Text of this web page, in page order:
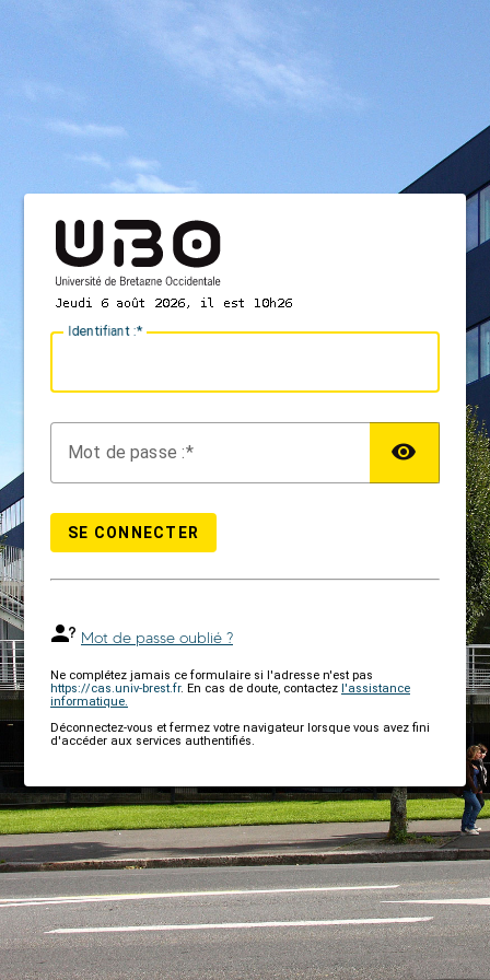
Identifiant :
Mot de passe :
SE CONNECTER
Mot de passe oublié ?
Ne complétez jamais ce formulaire si l'adresse n'est pas
https://cas.univ-brest.fr. En cas de doute, contactez l'assistance
informatique.
Déconnectez-vous et fermez votre navigateur lorsque vous avez fini
d'accéder aux services authentifiés.